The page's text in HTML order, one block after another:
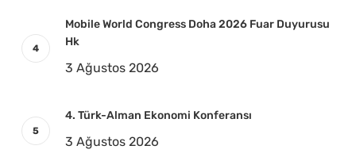
Mobile World Congress Doha 2026 Fuar Duyurusu
Hk
3 Ağustos 2026
4. Türk-Alman Ekonomi Konferansı
3 Ağustos 2026